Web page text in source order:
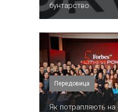
бунтарство.
Передовица
​Як потрапляють на